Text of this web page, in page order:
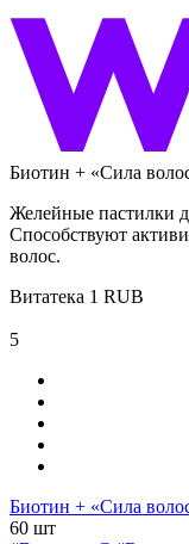
Биотин + «Сила
Желейные пастилки
Способствуют
волос.
Витатека 1 RUB
5
Биотин + «Сила
60 шт